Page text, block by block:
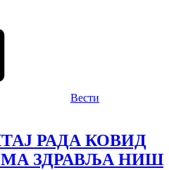
Вести
РАДА КОВИД
ЗДРАВЉА НИШ